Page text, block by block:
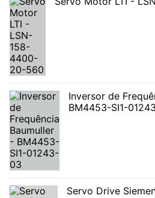
Inversor de
BM4453-SI1-
Servo Drive